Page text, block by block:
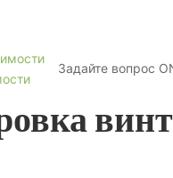
Задайте вопрос